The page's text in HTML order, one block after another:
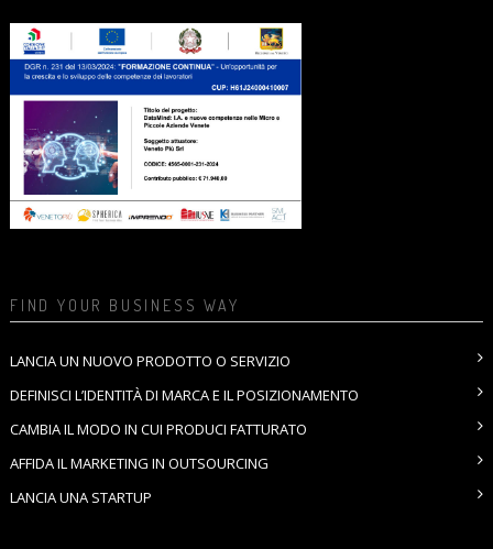
FIND YOUR BUSINESS WAY
LANCIA UN NUOVO PRODOTTO O SERVIZIO
DEFINISCI L’IDENTITÀ DI MARCA E IL POSIZIONAMENTO
CAMBIA IL MODO IN CUI PRODUCI FATTURATO
AFFIDA IL MARKETING IN OUTSOURCING
LANCIA UNA STARTUP